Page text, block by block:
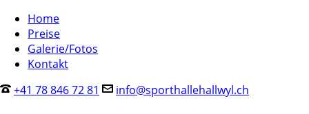
Home
Preise
Galerie/Fotos
Kontakt
+41 78 846 72 81
info@sporthallehallwyl.ch